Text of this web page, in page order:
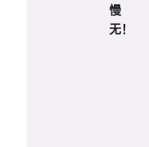
慢
无！